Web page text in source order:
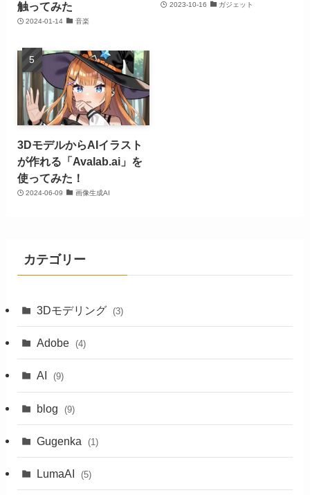
触ってみた
2024-01-14 音楽
2023-10-16 ガジェット
3DモデルからAIイラスト
が作れる「Avalab.ai」を
使ってみた！
2024-06-09 画像生成AI
カテゴリー
3Dモデリング (3)
Adobe (4)
AI (9)
blog (9)
Gugenka (1)
LumaAI (5)